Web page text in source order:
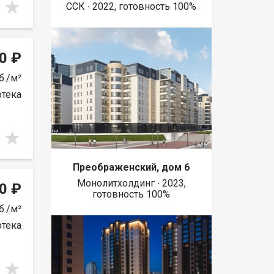
₽
м²
₽
м²
ССК ∙ 2022, готовность 100%
Преображенский, дом 6
Монолитхолдинг ∙ 2023,
готовность 100%